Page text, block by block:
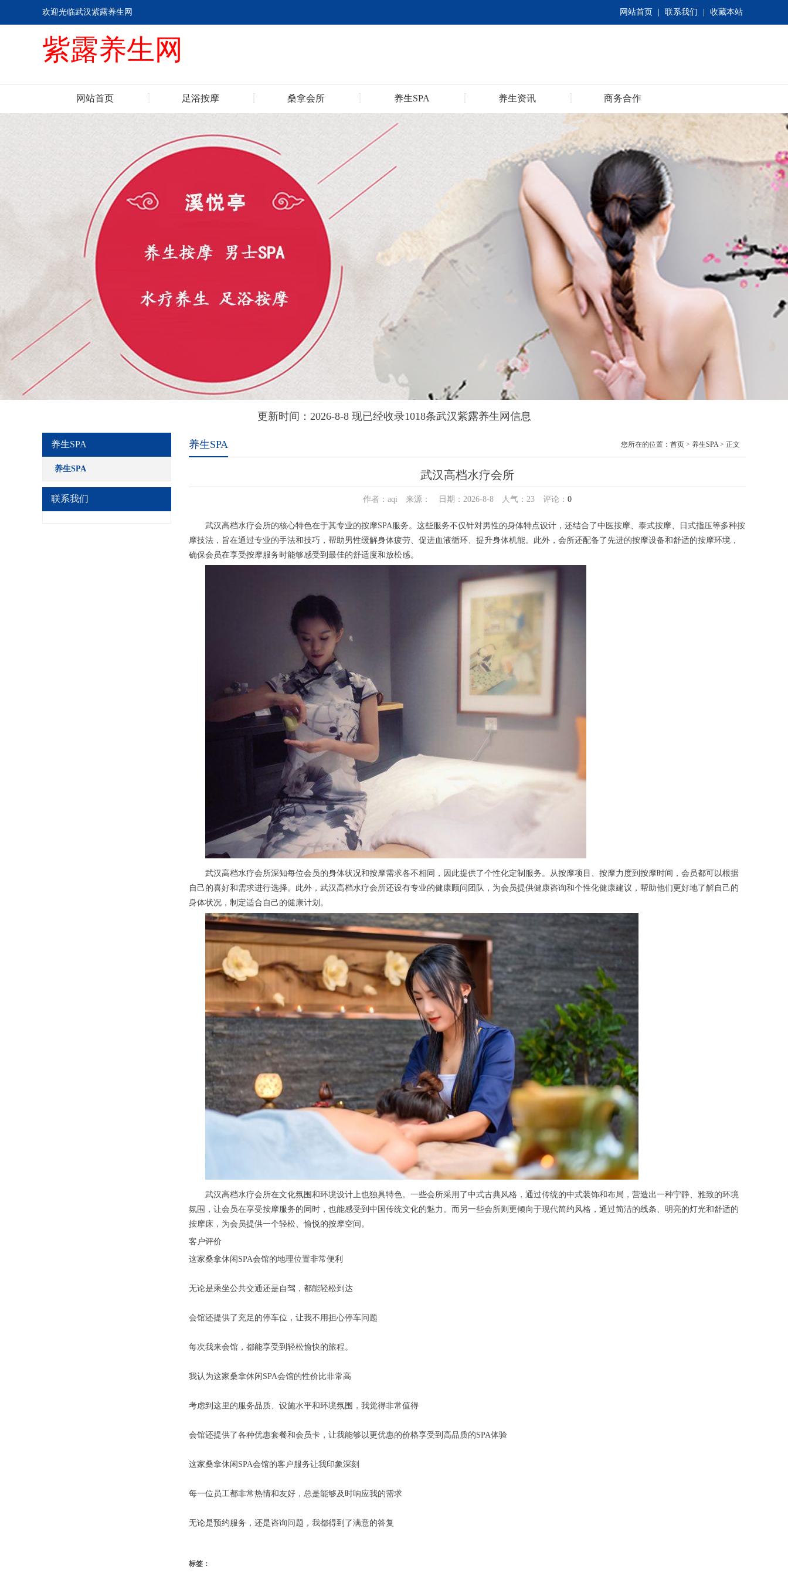
网站首页 联系我们 收藏本站
欢迎光临武汉紫露养生网
紫露养生网
网站首页 足浴按摩 桑拿会所 养生SPA 养生资讯 商务合作
更新时间：2026-8-8 现已经收录1018条武汉紫露养生网信息
养生SPA
养生SPA
联系我们
养生SPA 您所在的位置： 首页 > 养生SPA> 正文
武汉高档水疗会所
作者：aqi 来源： 日期：2026-8-8 人气： 23 评论： 0
武汉高档水疗会所的核心特色在于其专业的按摩SPA服务。这些服务不仅针对男性的身体特点设计，还结合了中医按摩、泰式按摩、日式指压等多种按
摩技法，旨在通过专业的手法和技巧，帮助男性缓解身体疲劳、促进血液循环、提升身体机能。此外，会所还配备了先进的按摩设备和舒适的按摩环境，
确保会员在享受按摩服务时能够感受到最佳的舒适度和放松感。
武汉高档水疗会所深知每位会员的身体状况和按摩需求各不相同，因此提供了个性化定制服务。从按摩项目、按摩力度到按摩时间，会员都可以根据
自己的喜好和需求进行选择。此外，武汉高档水疗会所还设有专业的健康顾问团队，为会员提供健康咨询和个性化健康建议，帮助他们更好地了解自己的
身体状况，制定适合自己的健康计划。
武汉高档水疗会所在文化氛围和环境设计上也独具特色。一些会所采用了中式古典风格，通过传统的中式装饰和布局，营造出一种宁静、雅致的环境
氛围，让会员在享受按摩服务的同时，也能感受到中国传统文化的魅力。而另一些会所则更倾向于现代简约风格，通过简洁的线条、明亮的灯光和舒适的
按摩床，为会员提供一个轻松、愉悦的按摩空间。
客户评价
这家桑拿休闲SPA会馆的地理位置非常便利
无论是乘坐公共交通还是自驾，都能轻松到达
会馆还提供了充足的停车位，让我不用担心停车问题
每次我来会馆，都能享受到轻松愉快的旅程。
我认为这家桑拿休闲SPA会馆的性价比非常高
考虑到这里的服务品质、设施水平和环境氛围，我觉得非常值得
会馆还提供了各种优惠套餐和会员卡，让我能够以更优惠的价格享受到高品质的SPA体验
这家桑拿休闲SPA会馆的客户服务让我印象深刻
每一位员工都非常热情和友好，总是能够及时响应我的需求
无论是预约服务，还是咨询问题，我都得到了满意的答复
标签：